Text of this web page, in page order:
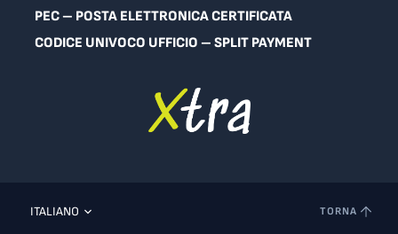
PEC – POSTA ELETTRONICA CERTIFICATA
CODICE UNIVOCO UFFICIO – SPLIT PAYMENT
ITALIANO TORNA